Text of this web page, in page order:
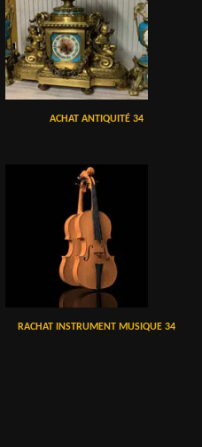
ACHAT ANTIQUITÉ 34
RACHAT INSTRUMENT MUSIQUE 34